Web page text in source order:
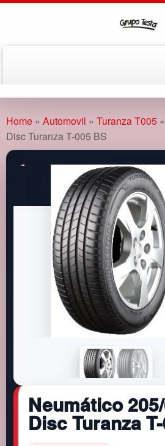
to
content
Home » Automovil » Turanza T005 »
Disc Turanza T-005 BS
Neumático
Disc Turanza